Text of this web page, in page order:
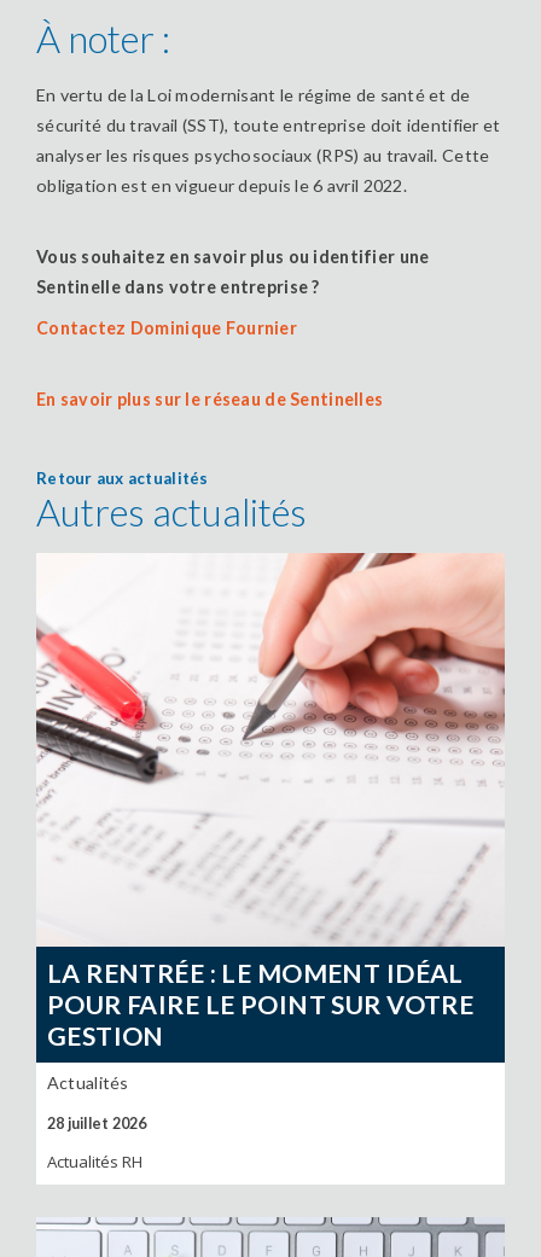
À noter :
En vertu de la Loi modernisant le régime de santé et de
sécurité du travail (SST), toute entreprise doit identifier et
analyser les risques psychosociaux (RPS) au travail. Cette
obligation est en vigueur depuis le 6 avril 2022.
Vous souhaitez en savoir plus ou identifier une
Sentinelle dans votre entreprise ?
Contactez Dominique Fournier
En savoir plus sur le réseau de Sentinelles
Retour aux actualités
Autres actualités
LA RENTRÉE : LE MOMENT IDÉAL
POUR FAIRE LE POINT SUR VOTRE
GESTION
Actualités
28 juillet 2026
Actualités RH